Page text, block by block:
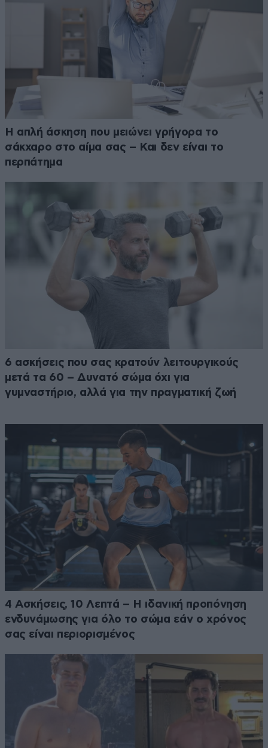
Η απλή άσκηση που μειώνει γρήγορα το
σάκχαρο στο αίμα σας – Και δεν είναι το
περπάτημα
6 ασκήσεις που σας κρατούν λειτουργικούς
μετά τα 60 – Δυνατό σώμα όχι για
γυμναστήριο, αλλά για την πραγματική ζωή
4 Ασκήσεις, 10 Λεπτά – Η ιδανική προπόνηση
ενδυνάμωσης για όλο το σώμα εάν ο χρόνος
σας είναι περιορισμένος